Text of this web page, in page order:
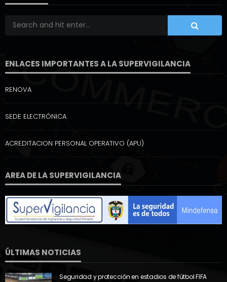
ENLACES IMPORTANTES A LA SUPERVIGILANCIA
RENOVA
SEDE ELECTRÓNICA
ACREDITACION PERSONAL OPERATIVO (APU)
AREA DE LA SUPERVIGILANCIA
ÚLTIMAS NOTICIAS
Seguridad y protección en estadios de fútbol FIFA